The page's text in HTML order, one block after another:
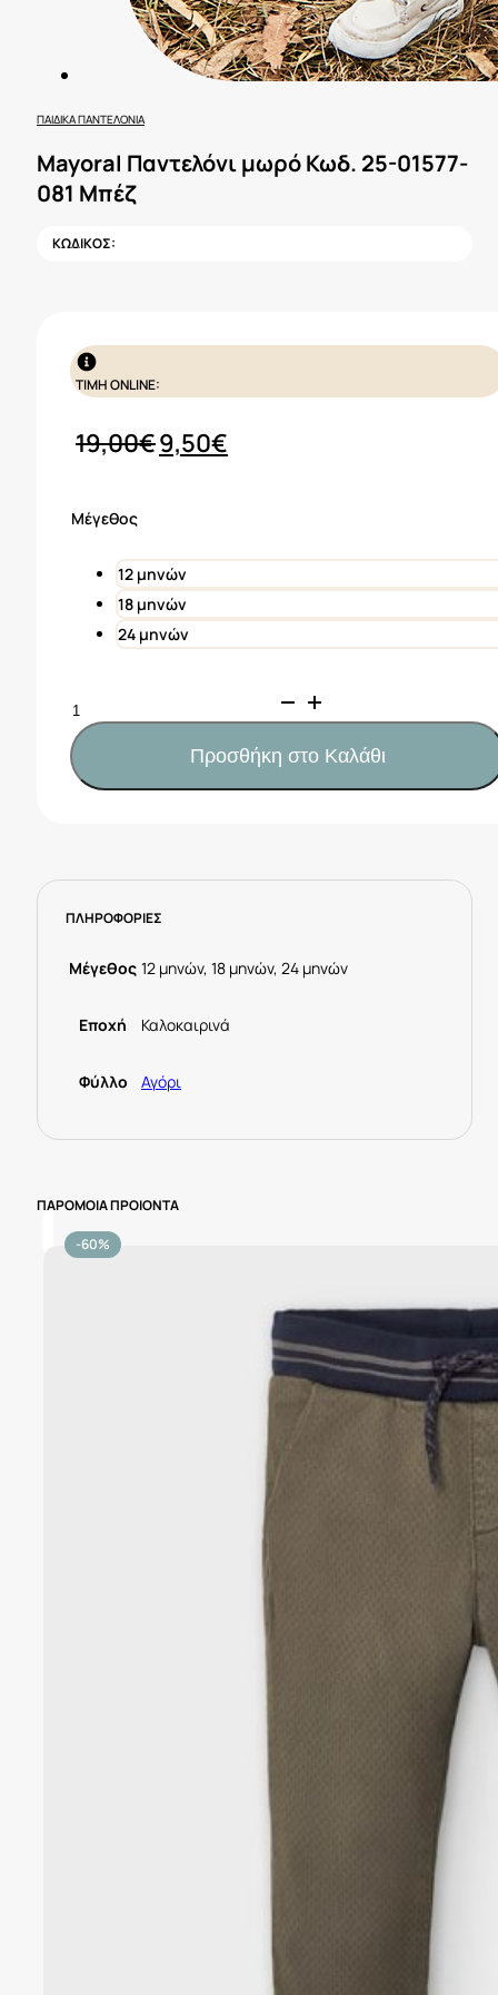
ΠΑΙΔΙΚΆ ΠΑΝΤΕΛΌΝΙΑ
Mayoral Παντελόνι μωρό Κωδ. 25-01577-
081 Μπέζ
ΚΩΔΙΚΟΣ:
ΤΙΜΗ ONLINE:
19,00€Original
9,50€
Μέγεθος
12 μηνών
18 μηνών
24 μηνών
Mayoral
Παντελόνι
μωρό
Κωδ.
Προσθήκη στο Καλάθι
ΠΛΗΡΟΦΟΡΙΕΣ
Μέγεθος 12 μηνών, 18 μηνών, 24 μηνών
Εποχή Καλοκαιρινά
Φύλλο Αγόρι
ΠΑΡΟΜΟΙΑ ΠΡΟΙΟΝΤΑ
-60%